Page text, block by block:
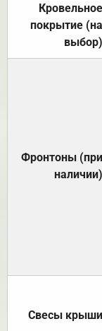
Кровельное
покрытие (на
выбор)
Фронтоны (при
наличии)
Свесы крыши